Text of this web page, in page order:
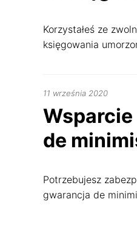
Korzystałeś ze
księgowania
11 września 202022
2022
de
Potrzebujesz
gwarancja de